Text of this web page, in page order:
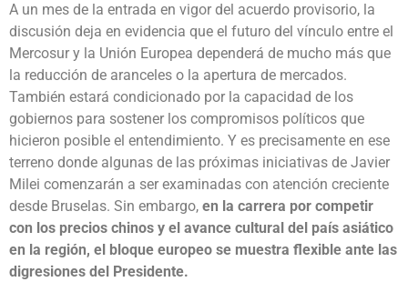
A un mes de la entrada en vigor del acuerdo provisorio, la
discusión deja en evidencia que el futuro del vínculo entre el
Mercosur y la Unión Europea dependerá de mucho más que
la reducción de aranceles o la apertura de mercados.
También estará condicionado por la capacidad de los
gobiernos para sostener los compromisos políticos que
hicieron posible el entendimiento. Y es precisamente en ese
terreno donde algunas de las próximas iniciativas de Javier
Milei comenzarán a ser examinadas con atención creciente
desde Bruselas. Sin embargo, en la carrera por competir
con los precios chinos y el avance cultural del país asiático
en la región, el bloque europeo se muestra flexible ante las
digresiones del Presidente.